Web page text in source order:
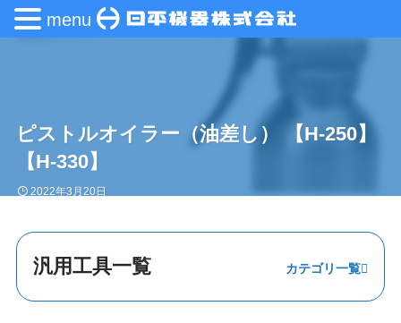
ピストルオイラー（油差し） 【H-250】
【H-330】
2022年3月20日
汎用工具一覧
menu